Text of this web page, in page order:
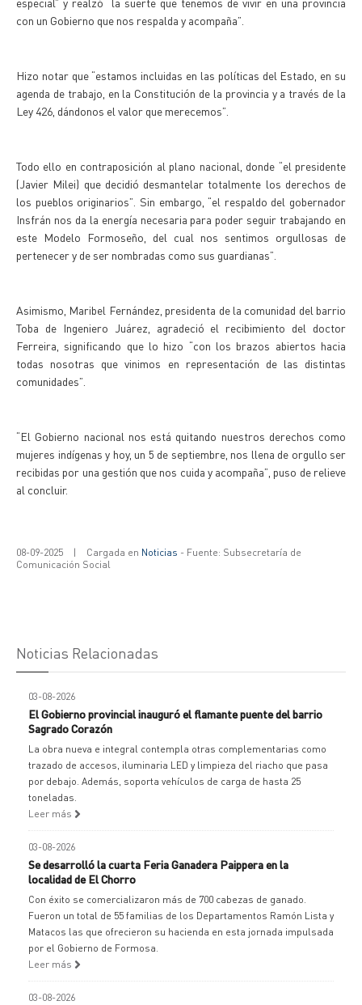
con un Gobierno que nos respalda y acompaña”.
Hizo notar que “estamos incluidas en las políticas del Estado, en su
agenda de trabajo, en la Constitución de la provincia y a través de la
Ley 426, dándonos el valor que merecemos”.
Todo ello en contraposición al plano nacional, donde “el presidente
(Javier Milei) que decidió desmantelar totalmente los derechos de
los pueblos originarios”. Sin embargo, “el respaldo del gobernador
Insfrán nos da la energía necesaria para poder seguir trabajando en
este Modelo Formoseño, del cual nos sentimos orgullosas de
pertenecer y de ser nombradas como sus guardianas”.
Asimismo, Maribel Fernández, presidenta de la comunidad del barrio
Toba de Ingeniero Juárez, agradeció el recibimiento del doctor
Ferreira, significando que lo hizo “con los brazos abiertos hacia
todas nosotras que vinimos en representación de las distintas
comunidades”.
“El Gobierno nacional nos está quitando nuestros derechos como
mujeres indígenas y hoy, un 5 de septiembre, nos llena de orgullo ser
recibidas por una gestión que nos cuida y acompaña”, puso de relieve
al concluir.
08-09-2025 | Cargada en Noticias - Fuente: Subsecretaría de
Comunicación Social
Noticias Relacionadas
03-08-2026
El Gobierno provincial inauguró el flamante puente del barrio
Sagrado Corazón
La obra nueva e integral contempla otras complementarias como
trazado de accesos, iluminaria LED y limpieza del riacho que pasa
por debajo. Además, soporta vehículos de carga de hasta 25
toneladas.
Leer más
03-08-2026
Se desarrolló la cuarta Feria Ganadera Paippera en la
localidad de El Chorro
Con éxito se comercializaron más de 700 cabezas de ganado.
Fueron un total de 55 familias de los Departamentos Ramón Lista y
Matacos las que ofrecieron su hacienda en esta jornada impulsada
por el Gobierno de Formosa.
Leer más
03-08-2026